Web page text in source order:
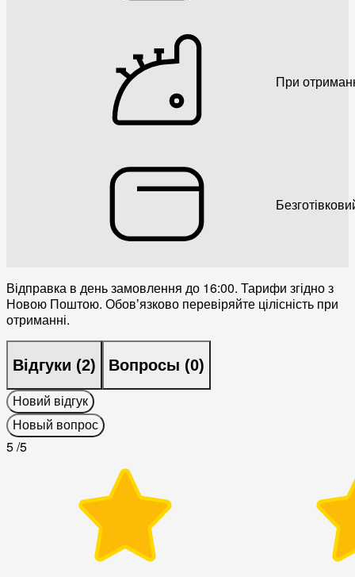
При
Відправка в день замовлення до 16:00. Тарифи згідно з
Новою Поштою. Обовʼязково перевіряйте цілісність при
отриманні.
Відгуки (2) Вопросы (0)
Новий відгук
Новый вопрос
5/5